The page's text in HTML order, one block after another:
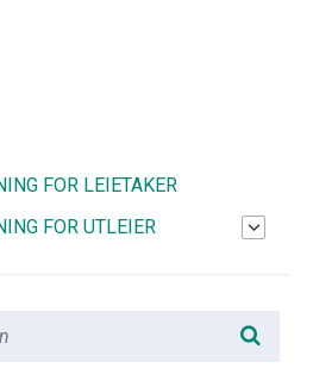
FOR LEIETAKER
FOR UTLEIER